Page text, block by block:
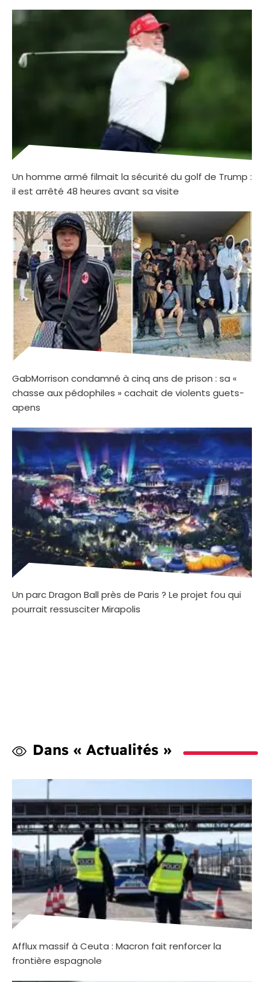
Un homme armé filmait la sécurité du golf de Trump :
il est arrêté 48 heures avant sa visite
GabMorrison condamné à cinq ans de prison : sa «
chasse aux pédophiles » cachait de violents guets-
apens
Un parc Dragon Ball près de Paris ? Le projet fou qui
pourrait ressusciter Mirapolis
Dans « Actualités »
Afflux massif à Ceuta : Macron fait renforcer la
frontière espagnole